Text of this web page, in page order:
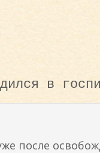
в
после